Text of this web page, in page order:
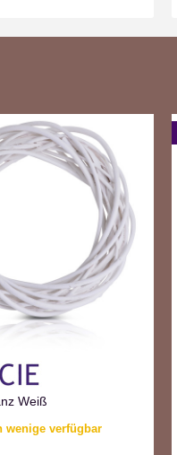
Weiß
wenige verfügbar